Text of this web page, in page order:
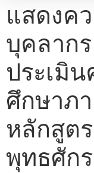
แสดงค
บุคลาก
ประเมิ
ศึกษาภ
หลักสูต
พุทธศัก